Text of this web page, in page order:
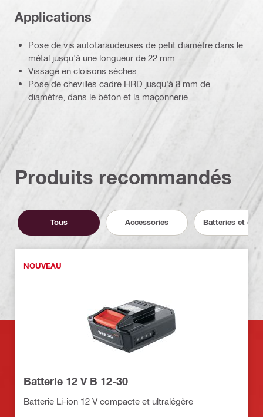
Applications
Pose de vis autotaraudeuses de petit diamètre dans le
métal jusqu'à une longueur de 22 mm
Vissage en cloisons sèches
Pose de chevilles cadre HRD jusqu'à 8 mm de
diamètre, dans le béton et la maçonnerie
Produits recommandés
Tous Accessories Batteries et
NOUVEAU
Batterie 12 V B 12-30
Batterie Li-ion 12 V compacte et ultralégère